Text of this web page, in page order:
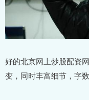
好的北京网上炒股配资
变，同时丰富细节，字数